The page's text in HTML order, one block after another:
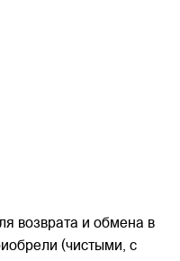
возврата и обмена в
(чистыми, с